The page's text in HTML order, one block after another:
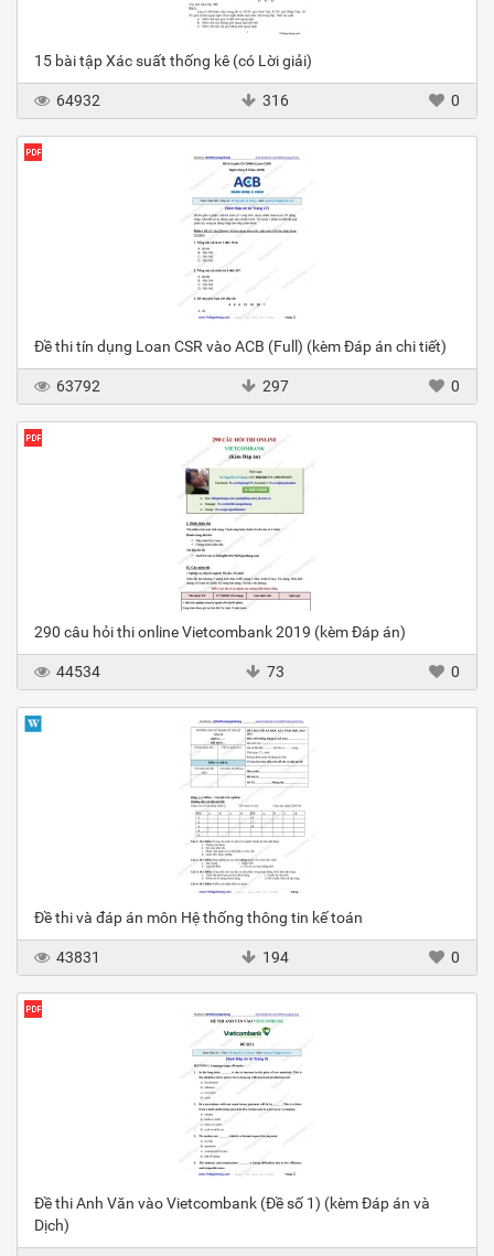
15 bài tập Xác suất thống kê (có Lời giải)
64932 316 0
Đề thi tín dụng Loan CSR vào ACB (Full) (kèm Đáp án chi tiết)
63792 297 0
290 câu hỏi thi online Vietcombank 2019 (kèm Đáp án)
44534 73 0
Đề thi và đáp án môn Hệ thống thông tin kế toán
43831 194 0
Đề thi Anh Văn vào Vietcombank (Đề số 1) (kèm Đáp án và
Dịch)